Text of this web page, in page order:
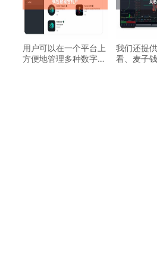
用户可以在一个平台上
方便地管理多种数字资
我们还提
看、麦子